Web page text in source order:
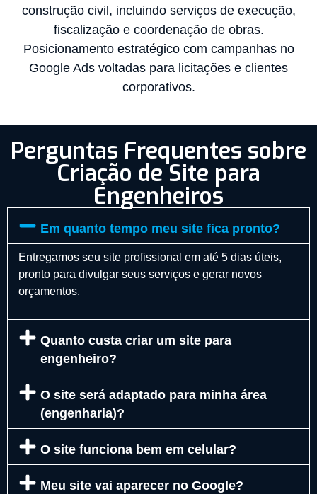
construção civil, incluindo serviços de execução,
fiscalização e coordenação de obras.
Posicionamento estratégico com campanhas no
Google Ads voltadas para licitações e clientes
corporativos.
Perguntas Frequentes sobre
Criação de Site para
Engenheiros
Em quanto tempo meu site fica pronto?
Entregamos seu site profissional em até 5 dias úteis,
pronto para divulgar seus serviços e gerar novos
orçamentos.
Quanto custa criar um site para
engenheiro?
O site será adaptado para minha área
(engenharia)?
O site funciona bem em celular?
Meu site vai aparecer no Google?